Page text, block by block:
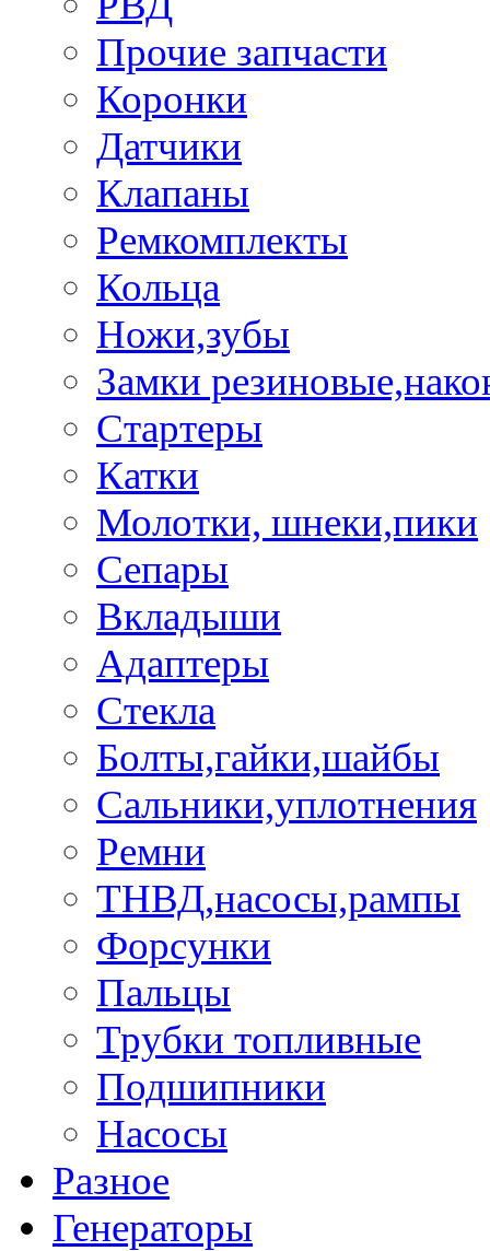
Прочие запчасти
Коронки
Датчики
Клапаны
Ремкомплекты
Кольца
Ножи,зубы
Замки
Стартеры
Катки
Молотки, шнеки,пики
Сепары
Вкладыши
Адаптеры
Стекла
Болты,гайки,шайбы
Сальники,уплотнения
Ремни
ТНВД,насосы,рампы
Форсунки
Пальцы
Трубки топливные
Подшипники
Насосы
Разное
Генераторы